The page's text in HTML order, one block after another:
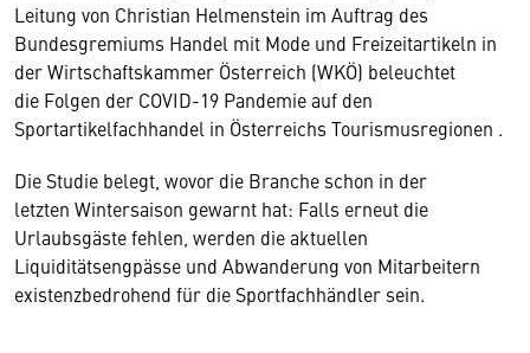
Leitung von Christian Helmenstein im Auftrag des
Bundesgremiums Handel mit Mode und Freizeitartikeln in
der Wirtschaftskammer Österreich (WKÖ) beleuchtet
die Folgen der COVID-19 Pandemie auf den
Sportartikelfachhandel in Österreichs Tourismusregionen .
Die Studie belegt, wovor die Branche schon in der
letzten Wintersaison gewarnt hat: Falls erneut die
Urlaubsgäste fehlen, werden die aktuellen
Liquiditätsengpässe und Abwanderung von Mitarbeitern
existenzbedrohend für die Sportfachhändler sein.